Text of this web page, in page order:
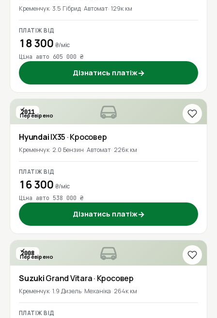
Кременчук 3.5 Гібрид Автомат 129к км
ПЛАТІЖ ВІД
18 300 ₴/міс
Ціна авто 605 000 ₴
Дізнатись платіж→
2011
Перевірено
HyundaiIX35 · Кросовер
Кременчук 2.0 Бензин Автомат 226к км
ПЛАТІЖ ВІД
16 300 ₴/міс
Ціна авто 538 000 ₴
Дізнатись платіж→
2008
Перевірено
SuzukiGrand Vitara· Кросовер
Кременчук 1.9 Дизель Механіка 264к км
ПЛАТІЖ ВІД